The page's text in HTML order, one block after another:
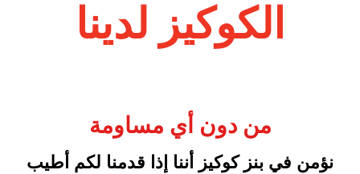
الكوكيز لدينا
من دون أي مساومة
نؤمن في بنز كوكيز أننا إذا قدمنا لكم أطيب